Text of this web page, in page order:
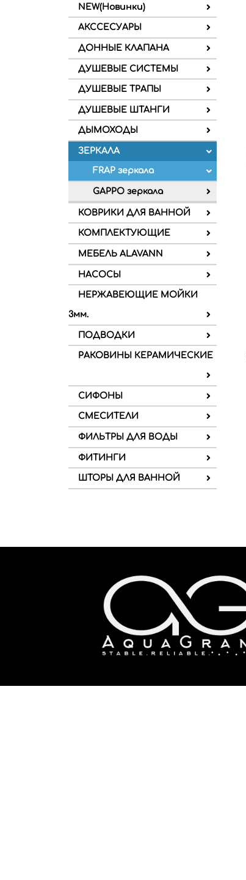
NEW(Новинки)
АКССЕСУАРЫ
ДОННЫЕ КЛАПАНА
ДУШЕВЫЕ СИСТЕМЫ
ДУШЕВЫЕ ТРАПЫ
ДУШЕВЫЕ ШТАНГИ
ДЫМОХОДЫ
ЗЕРКАЛА
FRAP зеркала
GAPPO зеркала
КОВРИКИ ДЛЯ ВАННОЙ
КОМПЛЕКТУЮЩИЕ
МЕБЕЛЬ ALAVANN
НАСОСЫ
НЕРЖАВЕЮЩИЕ МОЙКИ
3мм.
ПОДВОДКИ
РАКОВИНЫ КЕРАМИЧЕСКИЕ
СИФОНЫ
СМЕСИТЕЛИ
ФИЛЬТРЫ ДЛЯ ВОДЫ
ФИТИНГИ
ШТОРЫ ДЛЯ ВАННОЙ